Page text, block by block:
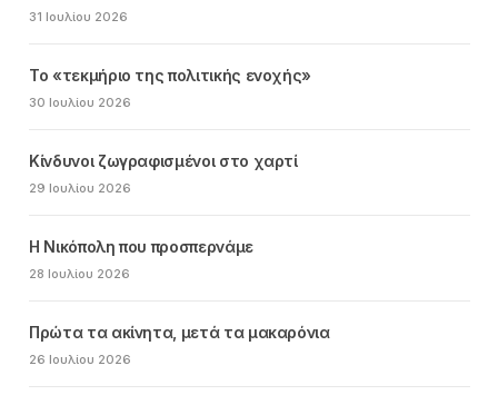
31 Ιουλίου 2026
Το «τεκμήριο της πολιτικής ενοχής»
30 Ιουλίου 2026
Κίνδυνοι ζωγραφισμένοι στο χαρτί
29 Ιουλίου 2026
Η Νικόπολη που προσπερνάμε
28 Ιουλίου 2026
Πρώτα τα ακίνητα, μετά τα μακαρόνια
26 Ιουλίου 2026